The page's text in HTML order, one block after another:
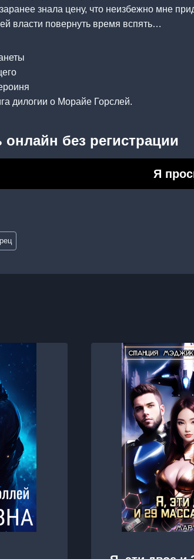
знала цену, что неизбежно мне
власти повернуть время вспять…
дилогии о Морайе Горслей.
онлайн без регистрации
Я